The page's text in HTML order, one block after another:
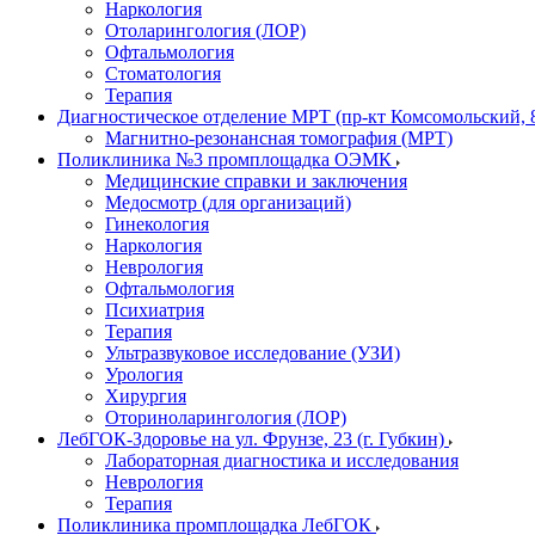
Наркология
Отоларингология (ЛОР)
Офтальмология
Стоматология
Терапия
Диагностическое отделение МРТ (пр-кт Комсомольский,
Магнитно-резонансная томография (МРТ)
Поликлиника №3 промплощадка ОЭМК
Медицинские справки и заключения
Медосмотр (для организаций)
Гинекология
Наркология
Неврология
Офтальмология
Психиатрия
Терапия
Ультразвуковое исследование (УЗИ)
Урология
Хирургия
Оториноларингология (ЛОР)
ЛебГОК-Здоровье на ул. Фрунзе, 23 (г. Губкин)
Лабораторная диагностика и исследования
Неврология
Терапия
Поликлиника промплощадка ЛебГОК